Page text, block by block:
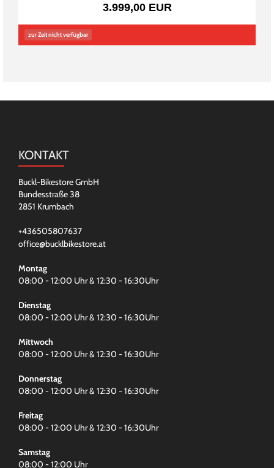
3.999,00 EUR
zur Zeit nicht verfügbar
KONTAKT
Buckl-Bikestore GmbH
Bundesstraße 38
2851 Krumbach
+436505807637
office@bucklbikestore.at
Montag
08:00 - 12:00 Uhr & 12:30 - 16:30Uhr
Dienstag
08:00 - 12:00 Uhr & 12:30 - 16:30Uhr
Mittwoch
08:00 - 12:00 Uhr & 12:30 - 16:30Uhr
Donnerstag
08:00 - 12:00 Uhr & 12:30 - 16:30Uhr
Freitag
08:00 - 12:00 Uhr & 12:30 - 16:30Uhr
Samstag
08:00 - 12:00 Uhr